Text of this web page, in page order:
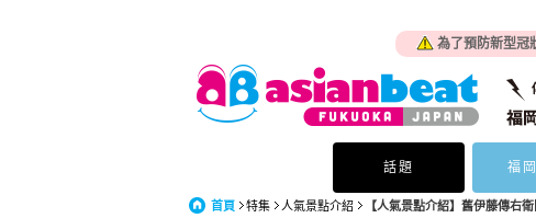
為了預防新型冠
話題 福
首頁 特集 人氣景點介紹 【人氣景點介紹】舊伊藤傳右